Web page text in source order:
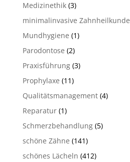
Medizinethik(3)
minimalinvasive Zahnheilkunde
Mundhygiene (1)
Parodontose (2)
Praxisführung(3)
Prophylaxe (11)
Qualitätsmanagement(4)
Reparatur(1)
Schmerzbehandlung(5)
schöne Zähne (141)
schönes Lächeln (412)